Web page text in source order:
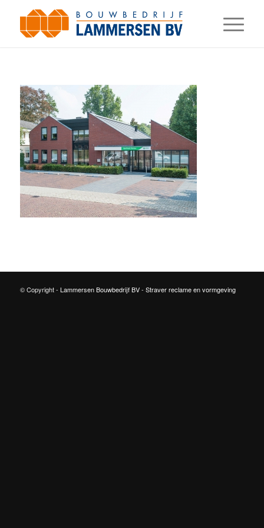
© Copyright - Lammersen Bouwbedrijf BV- Straver reclame en vormgeving